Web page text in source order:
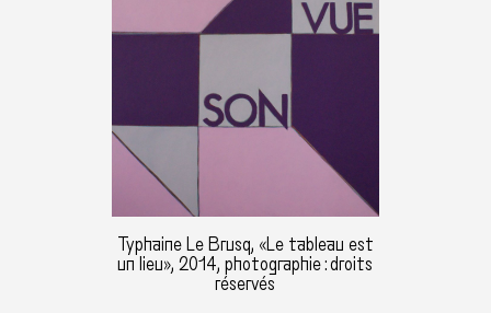
Typhaine Le Brusq, «Le tableau est
un lieu», 2014, photographie : droits
réservés